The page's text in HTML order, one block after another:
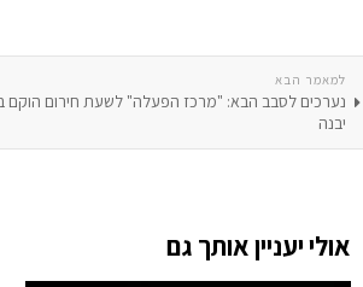
למאמר הבא
נערכים לסבב הבא: "מרכז הפעלה" לשעת חירום הוקם
יבנה
אולי יעניין אותך גם